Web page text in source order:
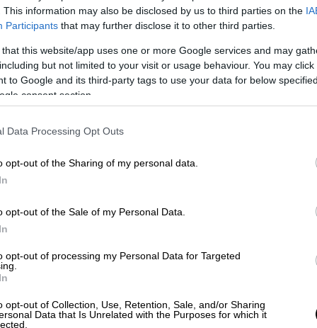
This information may also be disclosed by us to third parties on the
Participants that may further disclose it to other third parties.
that this website/app uses one or more Google services and may
but not limited to your visit or usage behaviour. You may
to Google and its third-party tags to use your data for below
consent section.
Data Processing Opt Outs
opt-out of the Sharing of my personal data.
opt-out of the Sale of my Personal Data.
opt-out of processing my Personal Data for Targeted
opt-out of Collection, Use, Retention, Sale, and/or Sharing
Data that Is Unrelated with the Purposes for which it
ένα εμβόλιο.
ήταν καταπληκτική, γιατί τότε θα
αυτής της ασθένειας ή τουλάχιστον
της λοίμωξης», λέει η ίδια.
περιπτώσεις χανταϊού — τρεις
άτομα που βρίσκονταν στο πλοίο.
και δεν είναι γνωστό αν έχουν
του πλοίου.
τρεις νεκρούς είχε τον ιό, ενώ οι
γυναίκα που αποβιβάστηκε από το MV